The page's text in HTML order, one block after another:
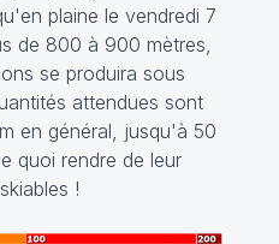
plaine le vendredi 7
de 800 à 900 mètres,
se produira sous
attendues sont
en général, jusqu'à 50
quoi rendre de leur
!